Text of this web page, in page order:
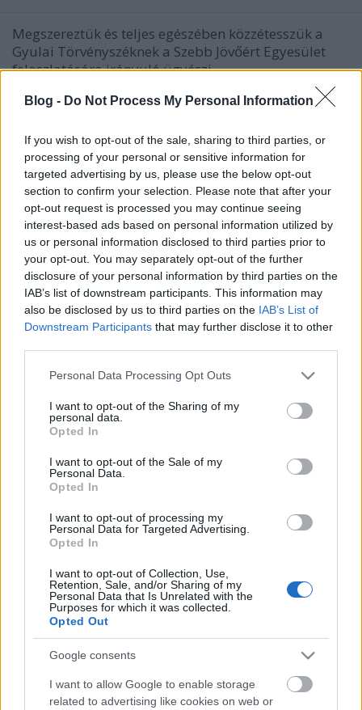
Blog - Do Not Process My Personal Information
If you wish to opt-out of the sale, sharing to third parties, or
processing of your personal or sensitive information for
targeted advertising by us, please use the below opt-out
section to confirm your selection. Please note that after your
opt-out request is processed you may continue seeing
interest-based ads based on personal information utilized by
us or personal information disclosed to third parties prior to
your opt-out. You may separately opt-out of the further
disclosure of your personal information by third parties on the
IAB’s list of downstream participants. This information may
also be disclosed by us to third parties on the IAB’s List of
Downstream Participants that may further disclose it to other
Please note that this website/app uses one or more Google
not limited to your visit or usage behaviour. You may click to
grant or deny consent to Google and its third-party tags to
use your data for below specified purposes in below Google
consent section.
Personal Data Processing Opt Outs
I want to opt-out of the Sharing of my
personal data.
Opted In
I want to opt-out of the Sale of my
Personal Data.
Opted In
I want to opt-out of processing my
Personal Data for Targeted Advertising.
Opted In
I want to opt-out of Collection, Use,
Retention, Sale, and/or Sharing of my
Personal Data that Is Unrelated with the
Purposes for which it was collected.
Opted Out
Google consents
I want to allow Google to enable storage
related to advertising like cookies on web or
Megszereztük és teljes egészében közzétesszük a
Gyulai Törvényszéknek a Szebb Jövőért Egyesület
feloszlatására irányuló ügyészi ...
Nemzetbiztonsági kérdés a
józsefvárosi arcfelismerő kamera
Marietta Le•2014. április 25.
Világszínvonalú, de meg nem nevezhető arcfelismerő
szoftvert fognak használni a józsefvárosiak
megfigyelésére, az önkormányzat a ...
Hétmilliárdot költöttek a
minisztériumok az utolsó fél évben
2014. április 24.
A második Orbán-kormány utolsó fél évében a
minisztériumok és háttérintézményeik legkevesebb
7.111.094.741 forintot költöttek utazásra, ...
Kello, KLIK, OFI – egy sikertörténet
állomásai
•
Kormányzati körökből eddig nem érkezett
értékelhető magyarázat a tankönyvpiac totális
államosításának szükségességéről. Azt az általános
Heti Mutyimondó: hova küldjük az
óvodáskommandót?
mutyimondo•2014. április 22.